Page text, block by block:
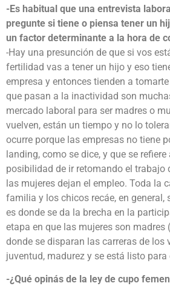
-Es habitual que una entrevista
pregunte si tiene o piensa tener un
un factor determinante a la hora de
-Hay una presunción de que si vos
fertilidad vas a tener un hijo y eso
empresa y entonces tienden a
que pasan a la inactividad son
mercado laboral para ser madres o
vuelven, están un tiempo y no lo
ocurre porque las empresas no tiene
landing, como se dice, y que se refiere
posibilidad de ir retomando el trabajo
las mujeres dejan el empleo. Toda la
familia y los chicos recáe, en general,
es donde se da la brecha en la
etapa en que las mujeres son madres
donde se disparan las carreras de los
juventud, madurez y se está listo para
-¿Qué opinás de la ley de cupo